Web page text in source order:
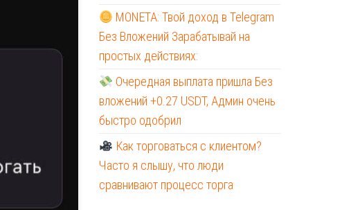
MONETA: Твой доход в Telegram
Без Вложений Зарабатывай на
простых действиях:
Очередная выплата пришла Без
вложений +0.27 USDT, Админ очень
быстро одобрил
Как торговаться с клиентом?
Часто я слышу, что люди
сравнивают процесс торга